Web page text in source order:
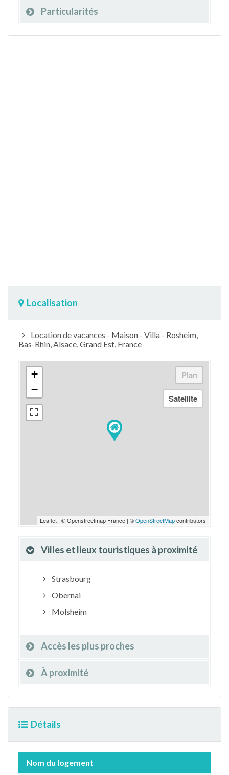
Particularités
Localisation
Location de vacances - Maison - Villa - Rosheim,
Bas-Rhin, Alsace, Grand Est, France
+
−
Leaflet | © Openstreetmap France | ©OpenStreetMapcontributors
Villes et lieux touristiques à proximité
Strasbourg
Obernai
Molsheim
Accès les plus proches
À proximité
Détails
Nom du logement